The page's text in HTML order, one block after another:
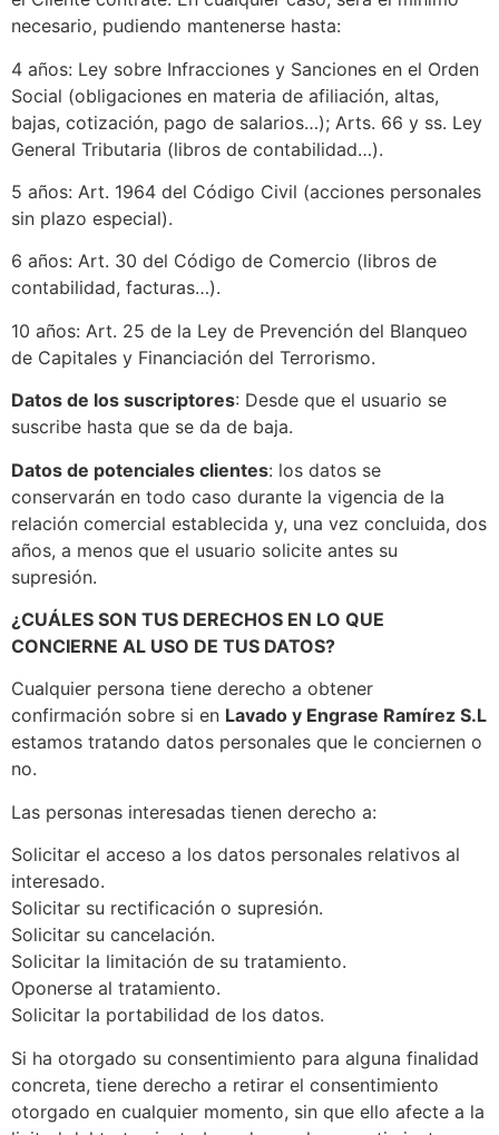
necesario, pudiendo mantenerse hasta:
4 años: Ley sobre Infracciones y Sanciones en el Orden
Social (obligaciones en materia de afiliación, altas,
bajas, cotización, pago de salarios…); Arts. 66 y ss. Ley
General Tributaria (libros de contabilidad…).
5 años: Art. 1964 del Código Civil (acciones personales
sin plazo especial).
6 años: Art. 30 del Código de Comercio (libros de
contabilidad, facturas…).
10 años: Art. 25 de la Ley de Prevención del Blanqueo
de Capitales y Financiación del Terrorismo.
Datos de los suscriptores: Desde que el usuario se
suscribe hasta que se da de baja.
Datos de potenciales clientes: los datos se
conservarán en todo caso durante la vigencia de la
relación comercial establecida y, una vez concluida, dos
años, a menos que el usuario solicite antes su
supresión.
¿CUÁLES SON TUS DERECHOS EN LO QUE
CONCIERNE AL USO DE TUS DATOS?
Cualquier persona tiene derecho a obtener
confirmación sobre si en Lavado y Engrase Ramírez S.L
estamos tratando datos personales que le conciernen o
no.
Las personas interesadas tienen derecho a:
Solicitar el acceso a los datos personales relativos al
interesado.
Solicitar su rectificación o supresión.
Solicitar su cancelación.
Solicitar la limitación de su tratamiento.
Oponerse al tratamiento.
Solicitar la portabilidad de los datos.
Si ha otorgado su consentimiento para alguna finalidad
concreta, tiene derecho a retirar el consentimiento
otorgado en cualquier momento, sin que ello afecte a la